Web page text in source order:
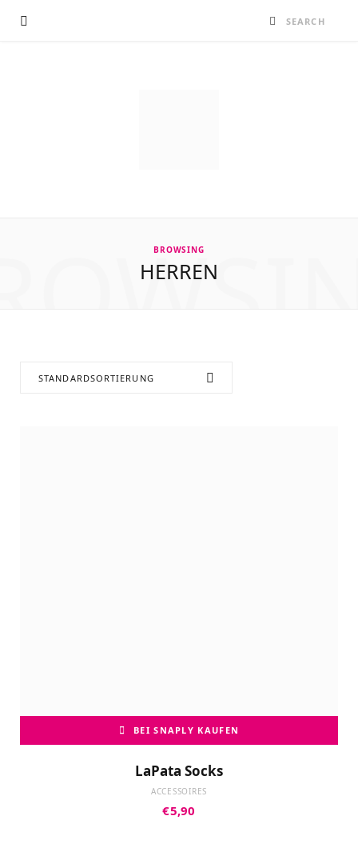
BROWSING
HERREN
STANDARDSORTIERUNG
BEI SNAPLY KAUFEN
LaPata Socks
ACCESSOIRES
€5,90